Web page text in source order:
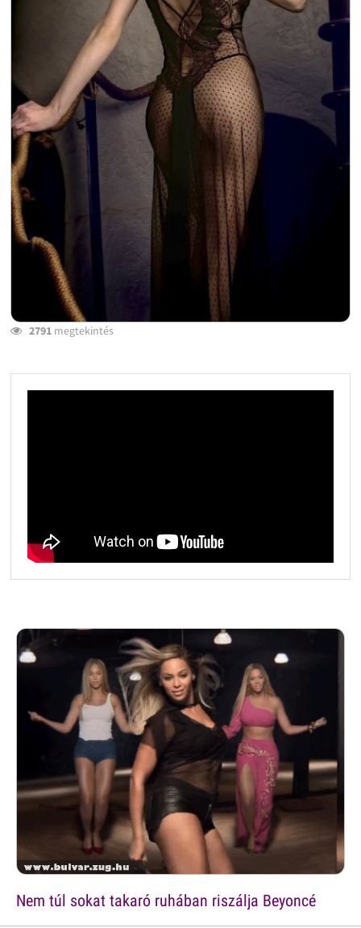
2791megtekintés
Nem túl sokat takaró ruhában riszálja Beyoncé